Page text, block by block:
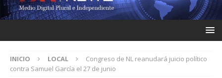
INICIO LOCAL
Congreso de NL reanudará juicio político
contra Samuel García el 27 de junio